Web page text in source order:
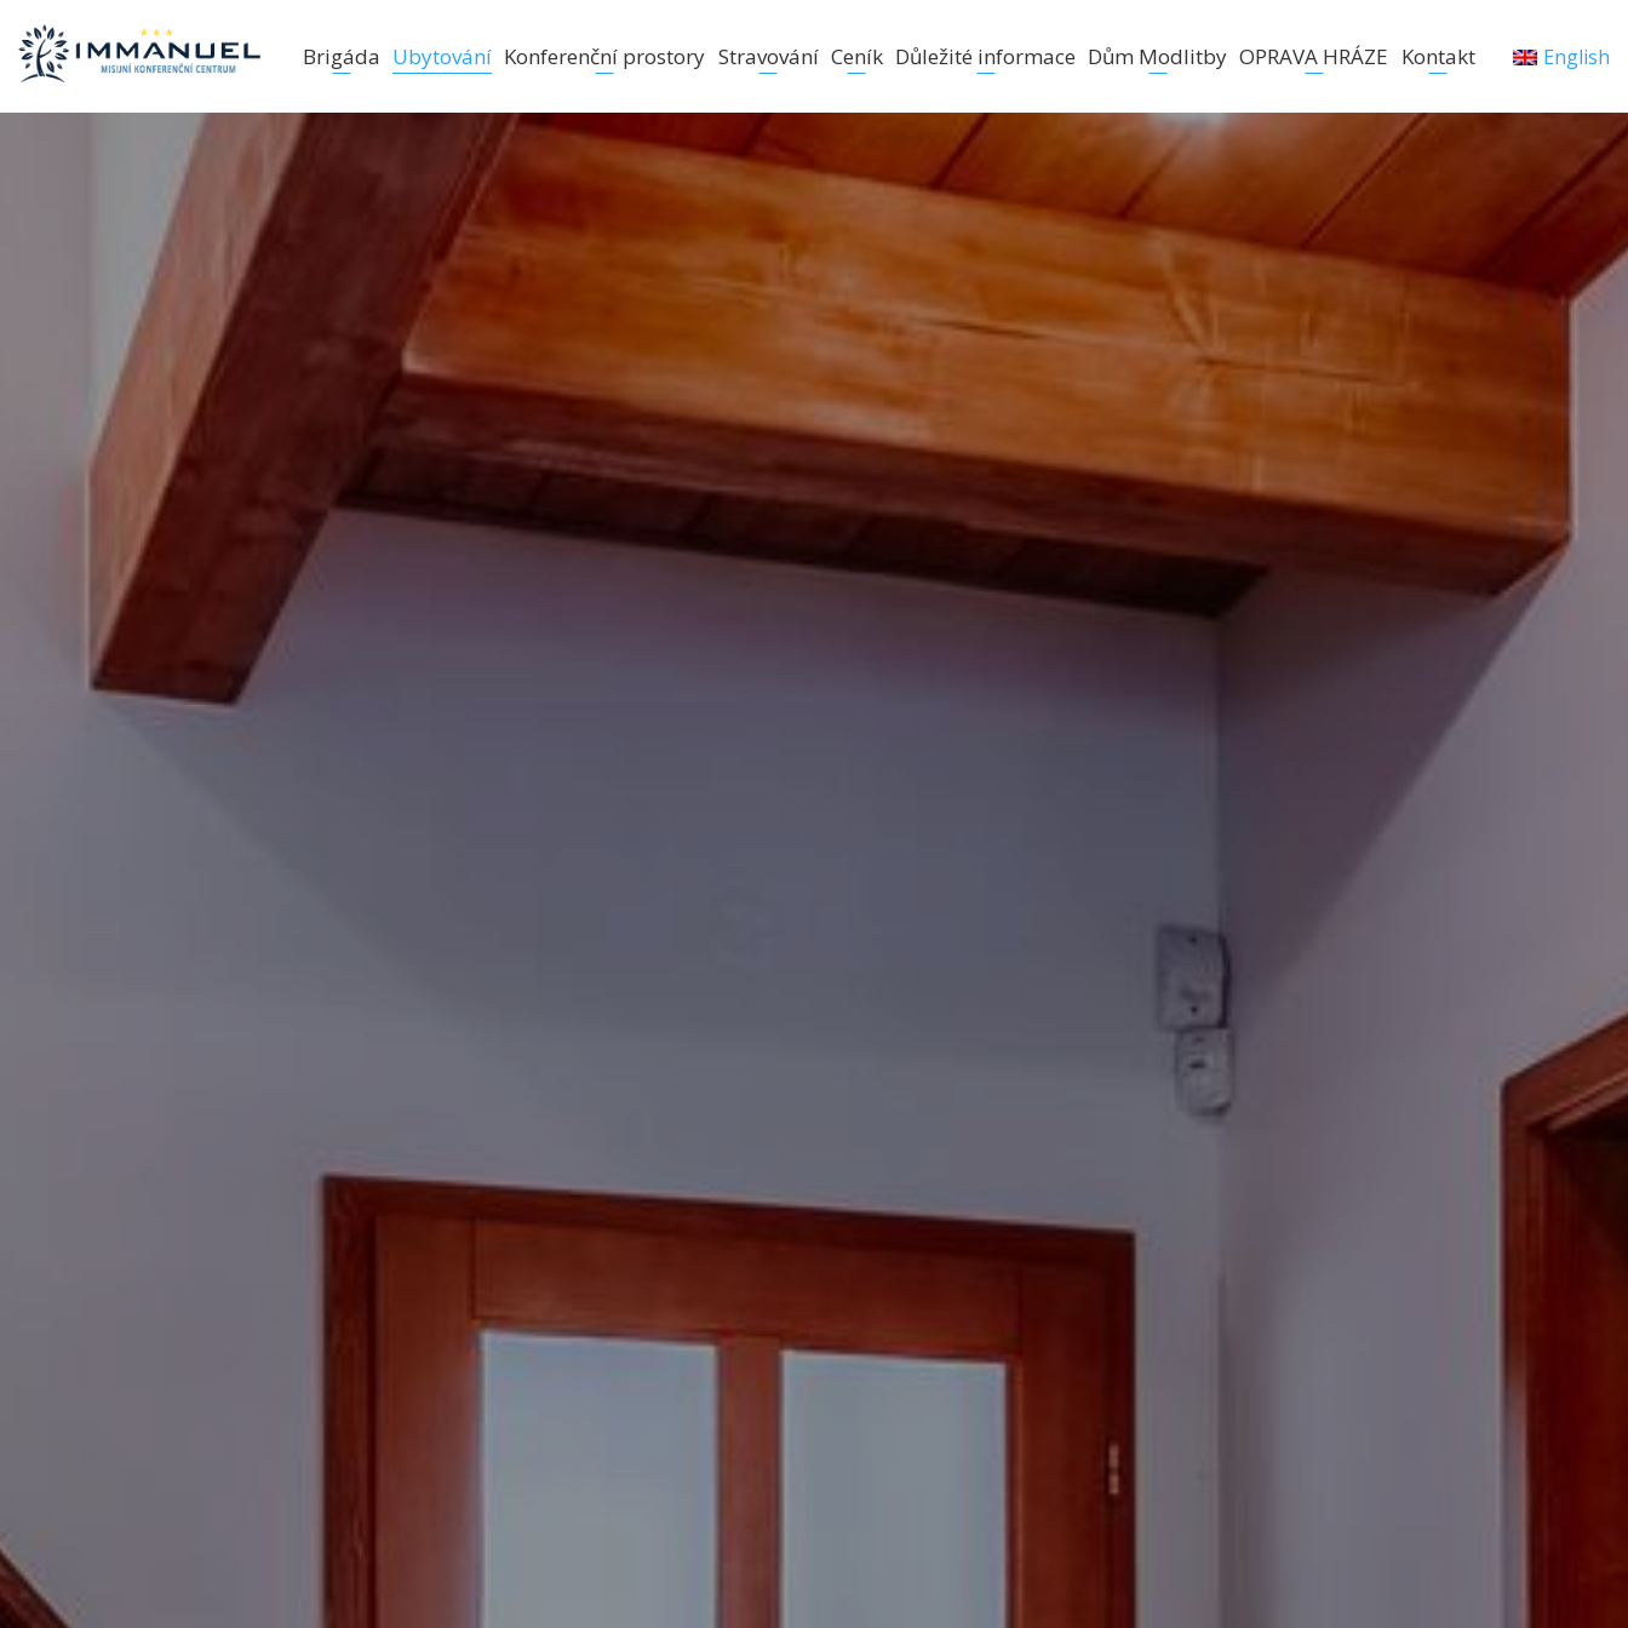
Brigáda Ubytování
Rodinné chaty
Studentské chaty
Ubytování v pokojích se soc. zař.
Ubytování v pokojích bez soc. zař.
Letní ubytování - Slavíkov
Konferenční prostory Stravování
Občerstvení v chalupě Vávrovka
Konferenční balíčky
Ceník Důležité informace
Aktivity
Fotogalerie
FAQ
Kariéra
Ostatní
Dům Modlitby OPRAVA HRÁZE Kontakt English